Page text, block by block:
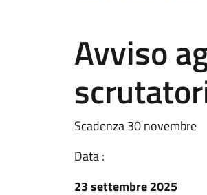
Avviso
Scadenza 30 novembre
Data :
23 settembre 2025